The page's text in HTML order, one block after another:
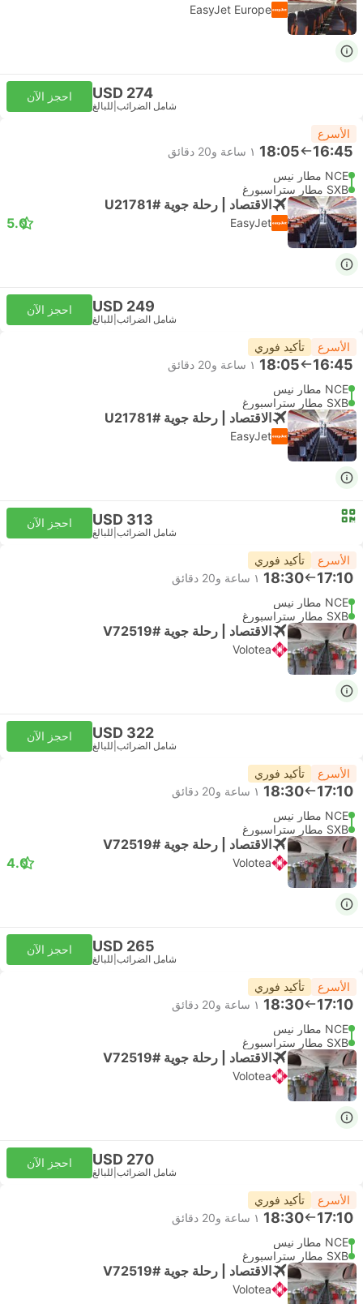
EasyJet Europe
USD 274
شامل الضرائب للبالغ
احجز الآن
الأسرع
16:45
18:05 ١ ساعة و‫20 دقائق
NCE مطار نيس
SXB مطار ستراسبورغ
الاقتصاد | رحلة جوية #U21781
EasyJet
5.0
USD 249
شامل الضرائب للبالغ
احجز الآن
الأسرع تأكيد فوري
16:45
18:05 ١ ساعة و‫20 دقائق
NCE مطار نيس
SXB مطار ستراسبورغ
الاقتصاد | رحلة جوية #U21781
EasyJet
USD 313
شامل الضرائب للبالغ
احجز الآن
الأسرع تأكيد فوري
17:10
18:30 ١ ساعة و‫20 دقائق
NCE مطار نيس
SXB مطار ستراسبورغ
الاقتصاد | رحلة جوية #V72519
Volotea
USD 322
شامل الضرائب للبالغ
احجز الآن
الأسرع تأكيد فوري
17:10
18:30 ١ ساعة و‫20 دقائق
NCE مطار نيس
SXB مطار ستراسبورغ
الاقتصاد | رحلة جوية #V72519
Volotea
4.0
USD 265
شامل الضرائب للبالغ
احجز الآن
الأسرع تأكيد فوري
17:10
18:30 ١ ساعة و‫20 دقائق
NCE مطار نيس
SXB مطار ستراسبورغ
الاقتصاد | رحلة جوية #V72519
Volotea
USD 270
شامل الضرائب للبالغ
احجز الآن
الأسرع تأكيد فوري
17:10
18:30 ١ ساعة و‫20 دقائق
NCE مطار نيس
SXB مطار ستراسبورغ
الاقتصاد | رحلة جوية #V72519
Volotea